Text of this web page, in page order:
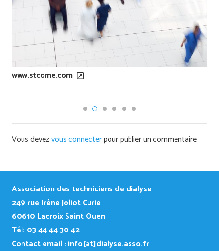
Vous devezvous connecterpour publier un commentaire.
Association des techniciens de dialyse
249 rue Irène Joliot Curie
60610 Lacroix Saint Ouen
Tél: 03 44 44 30 42
Contact email : info[at]dialyse.asso.fr